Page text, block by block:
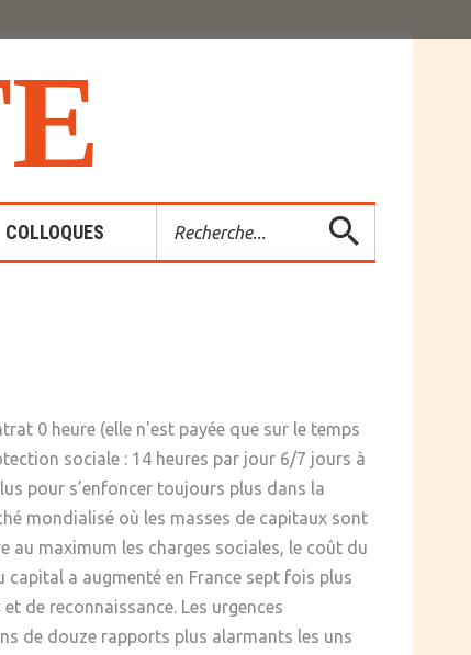
E
COLLOQUES
Rechercher
0 heure (elle n'est payée que sur le temps
sociale : 14 heures par jour 6/7 jours à
pour s’enfoncer toujours plus dans la
mondialisé où les masses de capitaux sont
au maximum les charges sociales, le coût du
a augmenté en France sept fois plus
de reconnaissance. Les urgences
de douze rapports plus alarmants les uns